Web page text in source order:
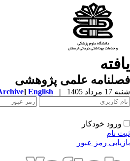
علمی پژوهشی
مرداد 1405 |
English
[Archive]
ورود خودکار
نام
رمز عبور